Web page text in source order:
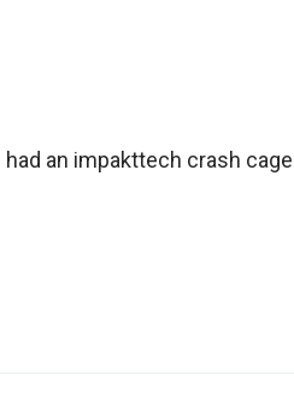
an impakttech crash